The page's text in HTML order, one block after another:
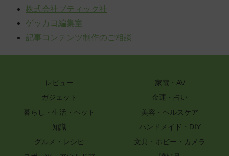
株式会社ブティック社
ゲッカヨ編集室
記事コンテンツ制作のご相談
レビュー
家電・AV
ガジェット
金運・占い
暮らし・生活・ペット
美容・ヘルスケア
知識
ハンドメイド・DIY
グルメ・レシピ
文具・ホビー・カメラ